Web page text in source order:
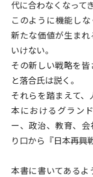
代に合わなくなって
このように機能しな
新たな価値が生ま
いけない。
その新しい戦略を
と落合氏は説く。
それらを踏まえて
本におけるグラン
ー、政治、教育、
り口から『日本再興
本書に書いてあるよ